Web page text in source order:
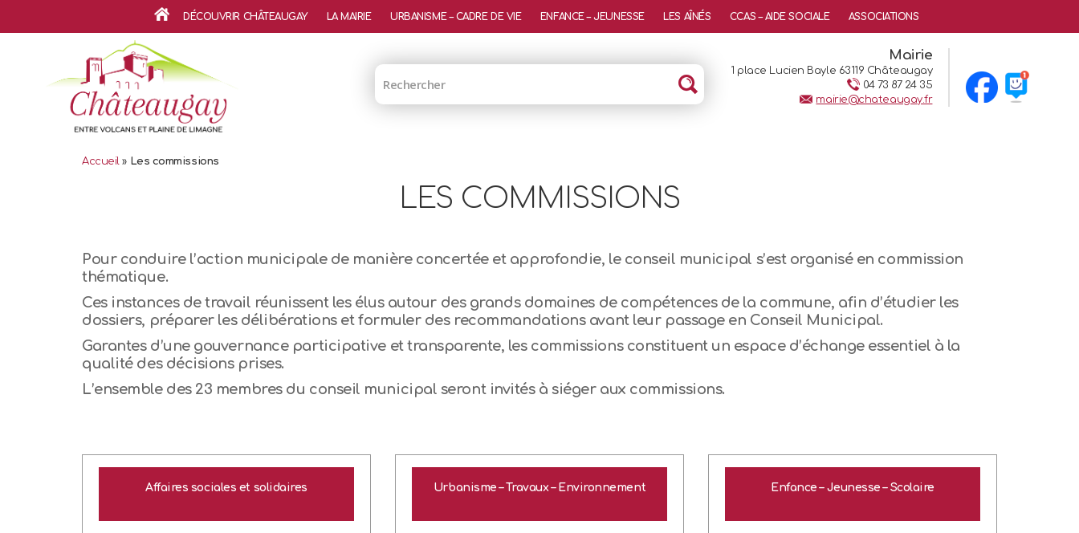
Mairie
1 place Lucien Bayle 63119 Châteaugay
04 73 87 24 35
mairie@chateaugay.fr
ACCUEIL
DÉCOUVRIR CHÂTEAUGAY LA MAIRIE URBANISME – CADRE DE VIE ENFANCE – JEUNESSE LES AÎNÉS CCAS – AIDE SOCIALE ASSOCIATIONS
Accueil» Les commissions
LES COMMISSIONS
Pour conduire l’action municipale de manière concertée et approfondie, le conseil municipal s’est organisé en commission
thématique.
Ces instances de travail réunissent les élus autour des grands domaines de compétences de la commune, afin d’étudier les
dossiers, préparer les délibérations et formuler des recommandations avant leur passage en Conseil Municipal.
Garantes d’une gouvernance participative et transparente, les commissions constituent un espace d’échange essentiel à la
qualité des décisions prises.
L’ensemble des 23 membres du conseil municipal seront invités à siéger aux commissions.
Affaires sociales et solidaires Urbanisme – Travaux – Environnement Enfance – Jeunesse – Scolaire